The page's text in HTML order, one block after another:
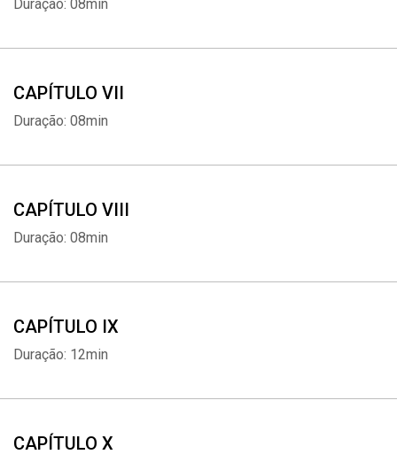
Duração: 08min
CAPÍTULO VII
Duração: 08min
CAPÍTULO VIII
Duração: 08min
CAPÍTULO IX
Duração: 12min
CAPÍTULO X